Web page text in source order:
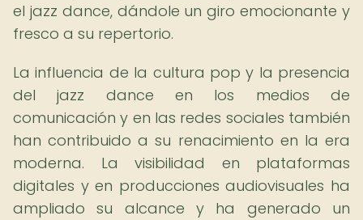
el jazz dance, dándole un giro emocionante y
fresco a su repertorio.
La influencia de la cultura pop y la presencia
del jazz dance en los medios de
comunicación y en las redes sociales también
han contribuido a su renacimiento en la era
moderna. La visibilidad en plataformas
digitales y en producciones audiovisuales ha
ampliado su alcance y ha generado un